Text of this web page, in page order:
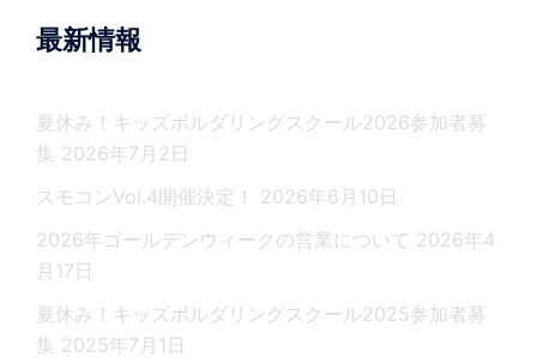
最新情報
夏休み！キッズボルダリングスクール2026参加者募
集 2026年7月2日
スモコンVol.4開催決定！
2026年6月10日
2026年ゴールデンウィークの営業について 2026年4
月17日
夏休み！キッズボルダリングスクール2025参加者募
集 2025年7月1日